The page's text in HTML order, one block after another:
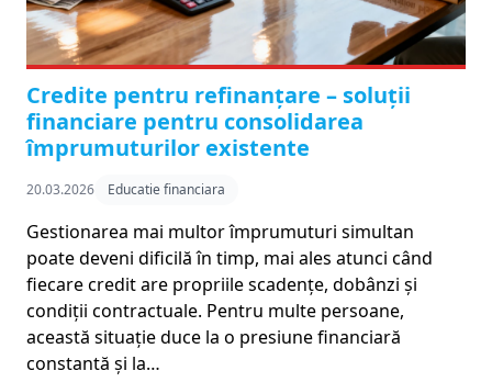
Credite pentru refinanțare – soluții
financiare pentru consolidarea
împrumuturilor existente
20.03.2026 Educatie financiara
Gestionarea mai multor împrumuturi simultan
poate deveni dificilă în timp, mai ales atunci când
fiecare credit are propriile scadențe, dobânzi și
condiții contractuale. Pentru multe persoane,
această situație duce la o presiune financiară
constantă și la…